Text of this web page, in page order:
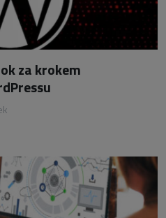
za krokem